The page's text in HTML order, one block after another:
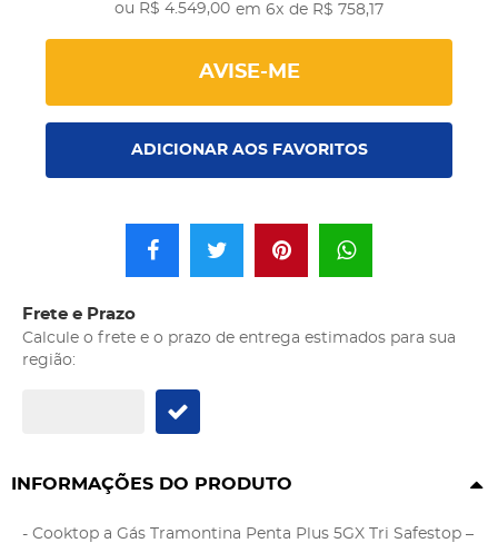
R$ 4.549,00 em 6x de R$ 758,17
AVISE-ME
ADICIONAR AOS FAVORITOS
Frete e Prazo
Calcule o frete e o prazo de entrega estimados para sua
região:
INFORMAÇÕES DO PRODUTO
- Cooktop a Gás Tramontina Penta Plus 5GX Tri Safestop –